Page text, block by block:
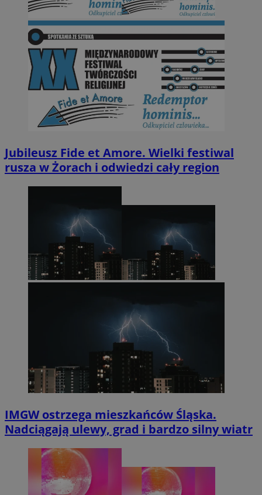
Jubileusz Fide et Amore. Wielki festiwal
rusza w Żorach i odwiedzi cały region
IMGW ostrzega mieszkańców Śląska.
Nadciągają ulewy, grad i bardzo silny wiatr